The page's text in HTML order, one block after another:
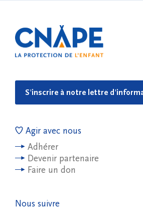
S'inscrire à notre lettre
Agir avec nous
Adhérer
Devenir partenaire
Faire un don
Nous suivre